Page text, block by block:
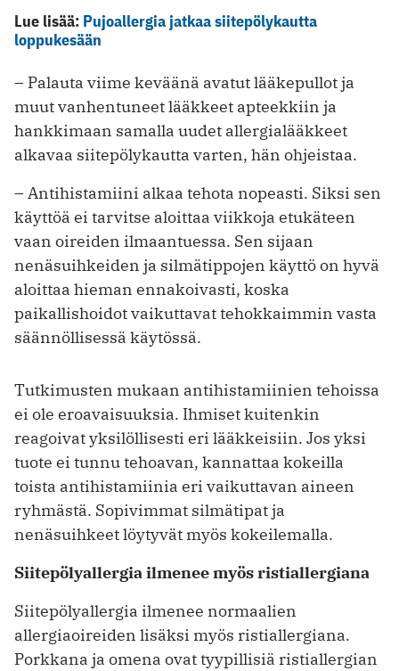
Lue lisää: Pujoallergia jatkaa siitepölykautta
loppukesään
– Palauta viime keväänä avatut lääkepullot ja
muut vanhentuneet lääkkeet apteekkiin ja
hankkimaan samalla uudet allergialääkkeet
alkavaa siitepölykautta varten, hän ohjeistaa.
– Antihistamiini alkaa tehota nopeasti. Siksi sen
käyttöä ei tarvitse aloittaa viikkoja etukäteen
vaan oireiden ilmaantuessa. Sen sijaan
nenäsuihkeiden ja silmätippojen käyttö on hyvä
aloittaa hieman ennakoivasti, koska
paikallishoidot vaikuttavat tehokkaimmin vasta
säännöllisessä käytössä.
Tutkimusten mukaan antihistamiinien tehoissa
ei ole eroavaisuuksia. Ihmiset kuitenkin
reagoivat yksilöllisesti eri lääkkeisiin. Jos yksi
tuote ei tunnu tehoavan, kannattaa kokeilla
toista antihistamiinia eri vaikuttavan aineen
ryhmästä. Sopivimmat silmätipat ja
nenäsuihkeet löytyvät myös kokeilemalla.
Siitepölyallergia ilmenee myös ristiallergiana
Siitepölyallergia ilmenee normaalien
allergiaoireiden lisäksi myös ristiallergiana.
Porkkana ja omena ovat tyypillisiä ristiallergian